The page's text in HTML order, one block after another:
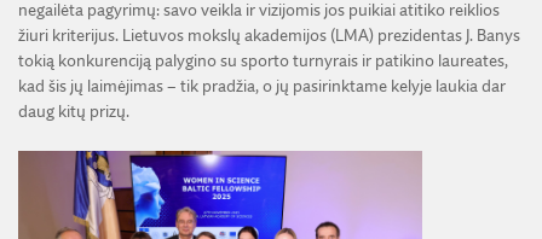
negailėta pagyrimų: savo veikla ir vizijomis jos puikiai atitiko reiklios
žiuri kriterijus. Lietuvos mokslų akademijos (LMA) prezidentas J. Banys
tokią konkurenciją palygino su sporto turnyrais ir patikino laureates,
kad šis jų laimėjimas – tik pradžia, o jų pasirinktame kelyje laukia dar
daug kitų prizų.